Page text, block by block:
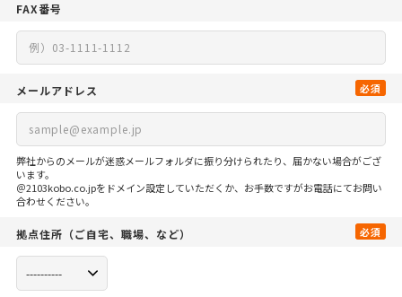
FAX番号
メールアドレス 必須
弊社からのメールが迷惑メールフォルダに振り分けられたり、届かない場合がござ
います。
＠2103kobo.co.jpをドメイン設定していただくか、お手数ですがお電話にてお問い
合わせください。
拠点住所 （ご自宅、 職場、など） 必須